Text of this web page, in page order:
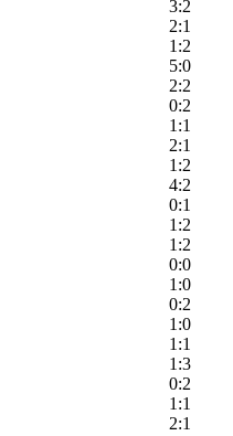
3:2
2:1
1:2
5:0
2:2
0:2
1:1
2:1
1:2
4:2
0:1
1:2
1:2
0:0
1:0
0:2
1:0
1:1
1:3
0:2
1:1
2:1